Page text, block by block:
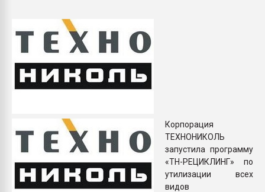
Корпорация
ТЕХНОНИКОЛЬ
запустила программу
«ТН-РЕЦИКЛИНГ» по
утилизации всех
видов